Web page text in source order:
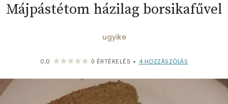
Májpástétom házilag borsikafűvel
ugyike
0,0 0 ÉRTÉKELÉS • 4 HOZZÁSZÓLÁS